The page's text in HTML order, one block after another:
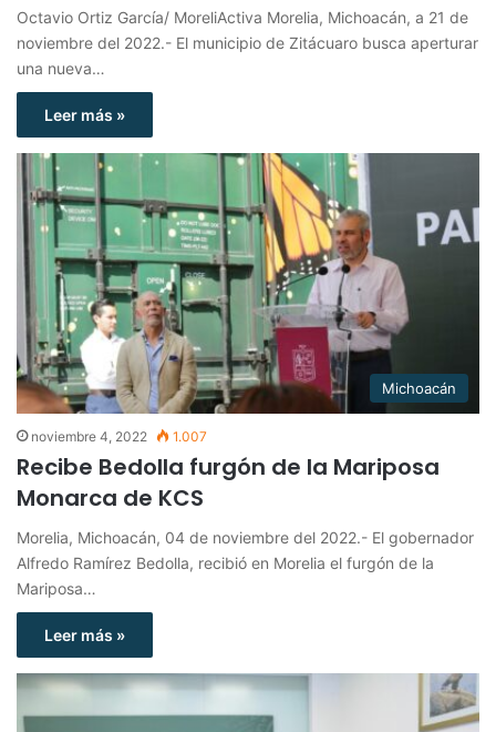
Octavio Ortiz García/ MoreliActiva Morelia, Michoacán, a 21 de
noviembre del 2022.- El municipio de Zitácuaro busca aperturar
una nueva…
Leer más »
Michoacán
noviembre 4, 2022 1.007
Recibe Bedolla furgón de la Mariposa
Monarca de KCS
Morelia, Michoacán, 04 de noviembre del 2022.- El gobernador
Alfredo Ramírez Bedolla, recibió en Morelia el furgón de la
Mariposa…
Leer más »